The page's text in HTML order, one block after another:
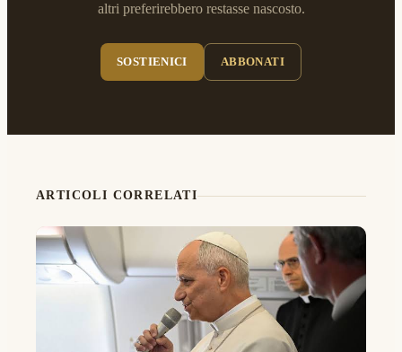
altri preferirebbero restasse nascosto.
SOSTIENICI ABBONATI
ARTICOLI CORRELATI